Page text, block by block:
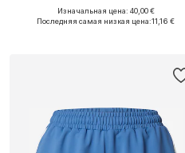
Доступные размеры: 34, 36, 38, 40
Изначальная цена: 40,00 €
Последняя самая низкая цена:11,16 €